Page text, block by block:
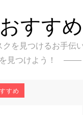
すす
見つけるお手伝
見つけよう！
すめ